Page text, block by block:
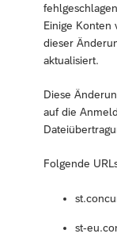
Einige Konten
dieser
aktualisiert.
Diese
auf die
Folgende
st-